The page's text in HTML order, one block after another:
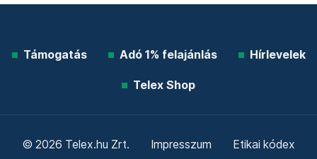
Támogatás Adó 1% felajánlás Hírlevelek
Telex Shop
© 2026 Telex.hu Zrt. Impresszum Etikai kódex